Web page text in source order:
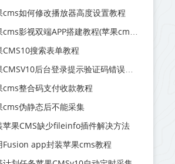
cms如何修改播放器高度设置教程
CMS10搜索表单教程
cms整合码支付收款教程
cms伪静态后不能采集
苹果CMS缺少fileinfo插件解决方法
Fusion app封装苹果cms教程